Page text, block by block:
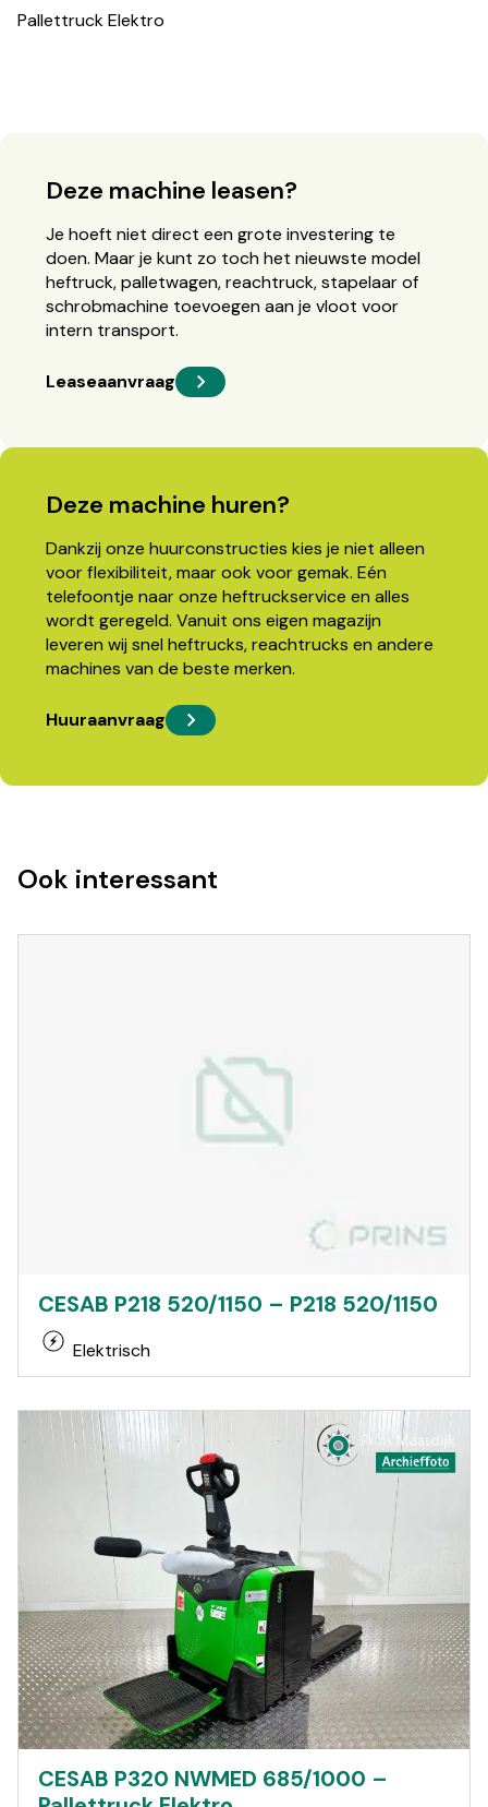
Pallettruck Elektro
Deze machine leasen?
Je hoeft niet direct een grote investering te
doen. Maar je kunt zo toch het nieuwste model
heftruck, palletwagen, reachtruck, stapelaar of
schrobmachine toevoegen aan je vloot voor
intern transport.
Leaseaanvraag
Deze machine huren?
Dankzij onze huurconstructies kies je niet alleen
voor flexibiliteit, maar ook voor gemak. Eén
telefoontje naar onze heftruckservice en alles
wordt geregeld. Vanuit ons eigen magazijn
leveren wij snel heftrucks, reachtrucks en andere
machines van de beste merken.
Huuraanvraag
Ook interessant
CESAB P218 520/1150 – P218 520/1150
Elektrisch
CESAB P320 NWMED 685/1000 –